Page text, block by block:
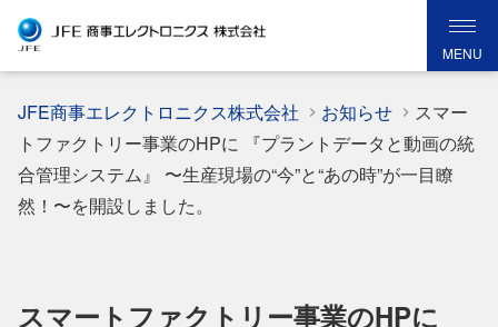
MENU
JFE商事エレクトロニクス株式会社 お知らせ
スマー
トファクトリー事業のHPに 『プラントデータと動画の統
合管理システム』 〜生産現場の“今”と“あの時”が一目瞭
然！〜を開設しました。
スマートファクトリー事業のHPに